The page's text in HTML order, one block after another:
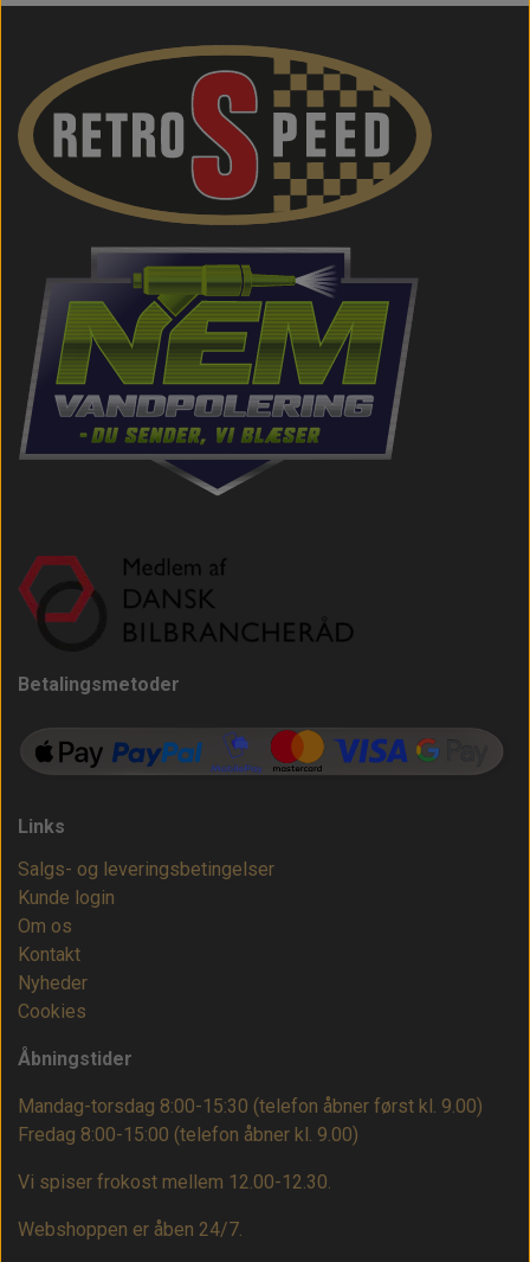
Betalingsmetoder
Links
Salgs- og leveringsbetingelser
Kunde login
Om os
Kontakt
Nyheder
Cookies
Åbningstider
Mandag-torsdag 8:00-15:30 (telefon åbner først kl. 9.00)
Fredag 8:00-15:00 (telefon åbner kl. 9.00)
Vi spiser frokost mellem 12.00-12.30.
Webshoppen er åben 24/7.